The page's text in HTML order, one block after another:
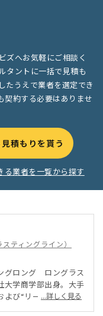
ズへお気軽にご相談く
タントに一括で見積も
たうえで業者を選定でき
契約する必要はありませ
積もりを貰う
る業者を一覧から探す
ティングライン）
グロング ロングラス
大学商学部出身。大手
よび“リーバイスジャ
...詳しく見る